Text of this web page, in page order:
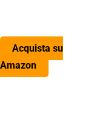
Acquista su
Amazon